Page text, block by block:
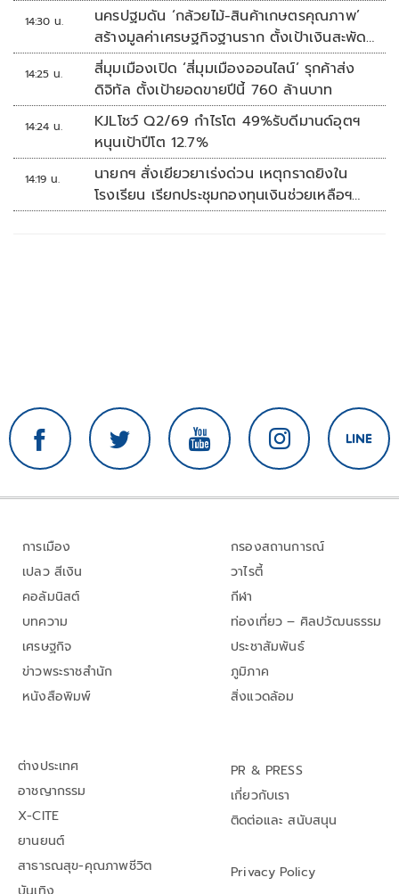
14:30 น.
นครปฐมดัน ‘กล้วยไม้-สินค้าเกษตรคุณภาพ’
สร้างมูลค่าเศรษฐกิจฐานราก ตั้งเป้าเงินสะพัด
10 ล้านบาท
14:25 น.
สี่มุมเมืองเปิด ‘สี่มุมเมืองออนไลน์’ รุกค้าส่ง
ดิจิทัล ตั้งเป้ายอดขายปีนี้ 760 ล้านบาท
14:24 น.
KJLโชว์ Q2/69 กำไรโต 49%รับดีมานด์อุตฯ
หนุนเป้าปีโต 12.7%
14:19 น.
นายกฯ สั่งเยียวยาเร่งด่วน เหตุกราดยิงใน
โรงเรียน เรียกประชุมกองทุนเงินช่วยเหลือฯ
ทันที
การเมือง
เปลว สีเงิน
คอลัมนิสต์
บทความ
เศรษฐกิจ
ข่าวพระราชสำนัก
หนังสือพิมพ์
กรองสถานการณ์
วาไรตี้
กีฬา
ท่องเที่ยว – ศิลปวัฒนธรรม
ประชาสัมพันธ์
ภูมิภาค
สิ่งแวดล้อม
ต่างประเทศ
อาชญากรรม
X-CITE
ยานยนต์
สาธารณสุข-คุณภาพชีวิต
PR & PRESS
เกี่ยวกับเรา
ติดต่อและ สนับสนุน
Privacy Policy